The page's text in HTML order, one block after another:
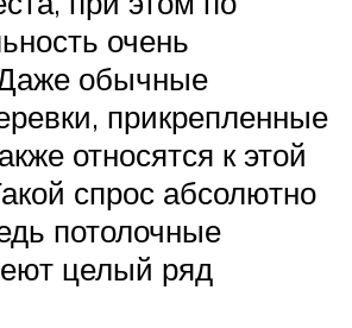
очень
обычные
прикрепленные
относятся к этой
спрос абсолютно
потолочные
целый ряд